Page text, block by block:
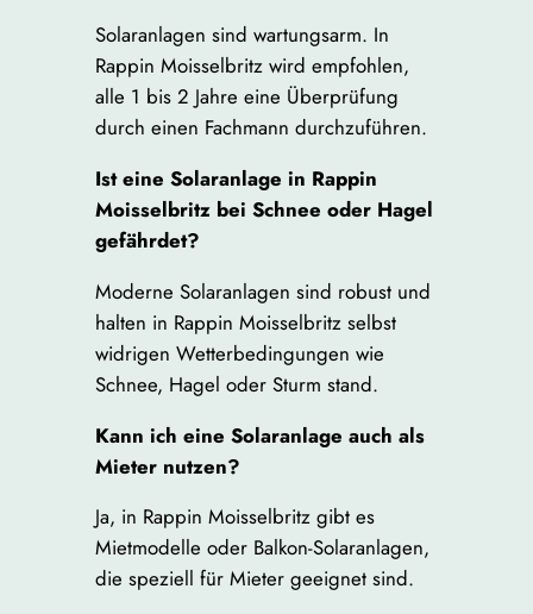
Solaranlagen sind wartungsarm. In
Rappin Moisselbritz wird empfohlen,
alle 1 bis 2 Jahre eine Überprüfung
durch einen Fachmann durchzuführen.
Ist eine Solaranlage in Rappin
Moisselbritz bei Schnee oder Hagel
gefährdet?
Moderne Solaranlagen sind robust und
halten in Rappin Moisselbritz selbst
widrigen Wetterbedingungen wie
Schnee, Hagel oder Sturm stand.
Kann ich eine Solaranlage auch als
Mieter nutzen?
Ja, in Rappin Moisselbritz gibt es
Mietmodelle oder Balkon-Solaranlagen,
die speziell für Mieter geeignet sind.